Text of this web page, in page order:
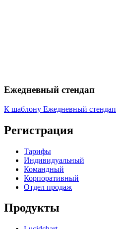
Ежедневный стендап
К шаблону Ежедневный стендап
Регистрация
Тарифы
Индивидуальный
Командный
Корпоративный
Отдел продаж
Продукты